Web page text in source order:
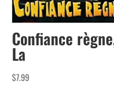
Confiance
La
$7.99